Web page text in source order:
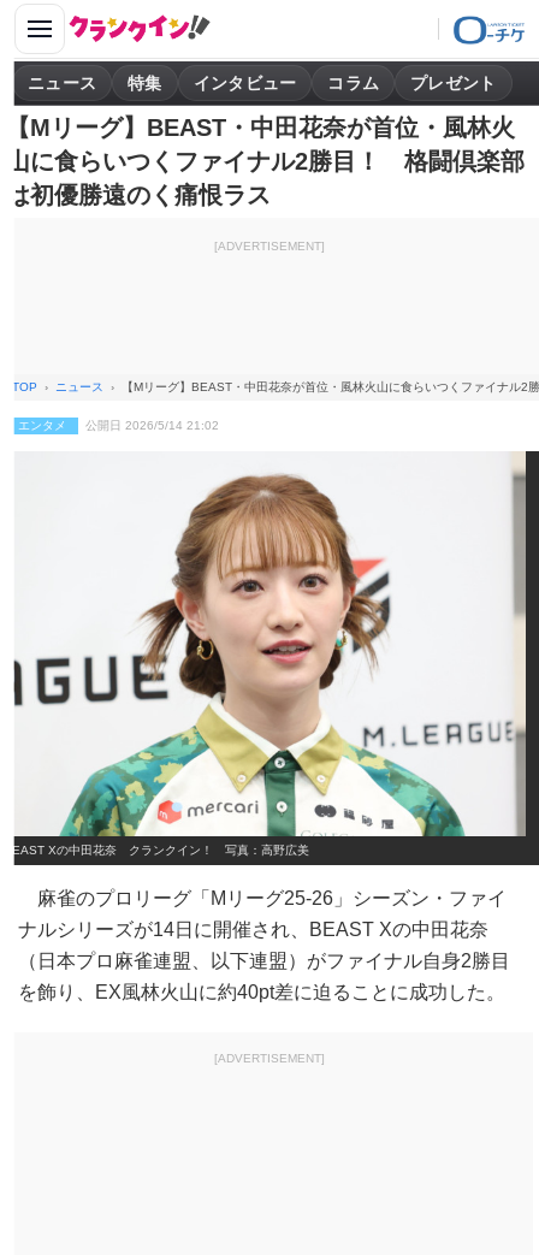
ニュース 特集 インタビュー コラム プレゼント
【Mリーグ】BEAST・中田花奈が首位・風林火
山に食らいつくファイナル2勝目！ 格闘倶楽部
は初優勝遠のく痛恨ラス
[ADVERTISEMENT]
TOP ニュース 【Mリーグ】BEAST・中田花奈が首位・風林火山に食らいつくファイナル
エンタメ 公開日 2026/5/14 21:02
BEAST Xの中田花奈 クランクイン！ 写真：高野広美
麻雀のプロリーグ「Mリーグ25‐26」シーズン・ファイ
ナルシリーズが14日に開催され、BEAST Xの中田花奈
（日本プロ麻雀連盟、以下連盟）がファイナル自身2勝目
を飾り、EX風林火山に約40pt差に迫ることに成功した。
[ADVERTISEMENT]